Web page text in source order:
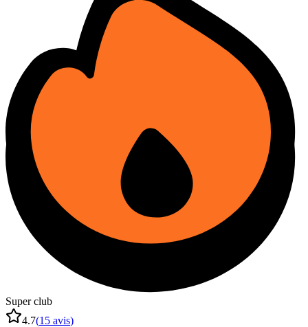
Super club
4.7(15 avis)